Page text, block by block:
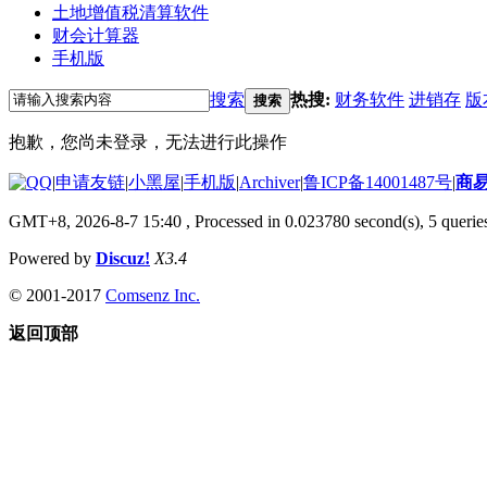
土地增值税清算软件
财会计算器
手机版
搜索 搜索 热搜: 财务软件 进销存 版
抱歉，您尚未登录，无法进行此操作
|申请友链|小黑屋|手机版|Archiver|鲁ICP备14001487号|商
GMT+8, 2026-8-7 15:40 , Processed in 0.023780 second(s), 5
Powered by Discuz! X3.4
© 2001-2017 Comsenz Inc.
返回顶部